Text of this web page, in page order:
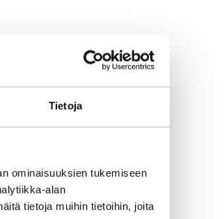
Tietoja
ominaisuuksien tukemiseen
alan
tietoja muihin tietoihin, joita